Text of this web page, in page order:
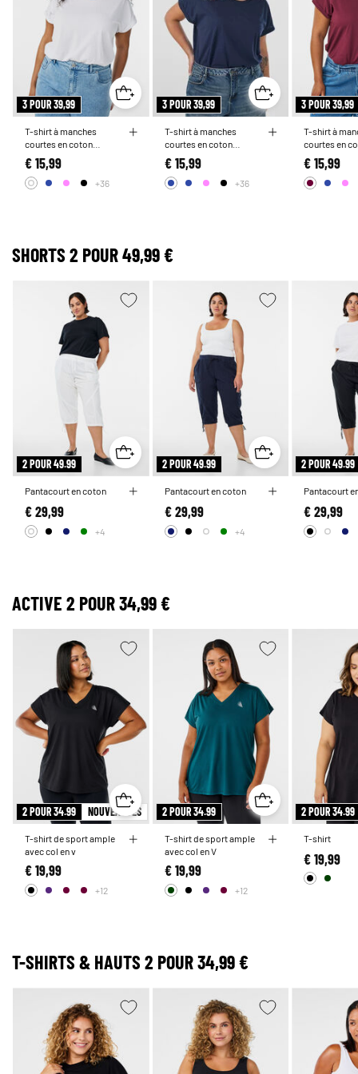
3 POUR 39,99
T-shirt à manches
courtes en coton
mélangé
€ 15,99
+36
3 POUR 39,99
T-shirt à manches
courtes en coton
mélangé
€ 15,99
+36
3 POUR 39,99
T-shirt à
courtes en
mélangé
€ 15,99
SHORTS 2 POUR 49,99 €
2 POUR 49.99
Pantacourt en coton
€ 29,99
+4
2 POUR 49.99
Pantacourt en coton
€ 29,99
+4
2 POUR 49.99
Pantacourt
€ 29,99
ACTIVE 2 POUR 34,99 €
2 POUR 34.99 NOUVEAUTÉS
T-shirt de sport ample
avec col en v
€ 19,99
+12
2 POUR 34.99
T-shirt de sport ample
avec col en V
€ 19,99
+12
2 POUR 34.99
T-shirt
€ 19,99
T-SHIRTS & HAUTS 2 POUR 34,99 €